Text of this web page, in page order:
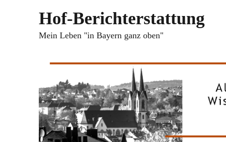
Hof-Berichterstattung
Mein Leben "in Bayern ganz oben"